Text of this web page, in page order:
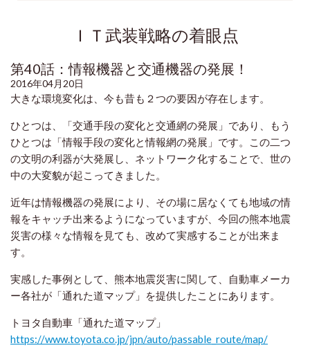
ＩＴ武装戦略の着眼点
第40話：情報機器と交通機器の発展！
2016年04月20日
大きな環境変化は、今も昔も２つの要因が存在します。
ひとつは、「交通手段の変化と交通網の発展」であり、もう
ひとつは「情報手段の変化と情報網の発展」です。この二つ
の文明の利器が大発展し、ネットワーク化することで、世の
中の大変貌が起こってきました。
近年は情報機器の発展により、その場に居なくても地域の情
報をキャッチ出来るようになっていますが、今回の熊本地震
災害の様々な情報を見ても、改めて実感することが出来ま
す。
実感した事例として、熊本地震災害に関して、自動車メーカ
ー各社が「通れた道マップ」を提供したことにあります。
トヨタ自動車「通れた道マップ」
https://www.toyota.co.jp/jpn/auto/passable_route/map/